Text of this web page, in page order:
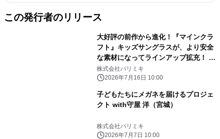
この発行者のリリース
大好評の前作から進化！『マインクラ
フト』キッズサングラスが、より安全
な素材になってラインアップ拡充！ 夏
の日差しから子どもの目を守る、親も
安心のアップデートモデルがパリミキ
株式会社パリミキ
2026年7月16日 10:00
子どもたちにメガネを届けるプロジェ
クト with守屋 洋（宮城）
株式会社パリミキ
2026年7月7日 10:00